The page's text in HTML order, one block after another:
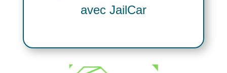
avec JailCar